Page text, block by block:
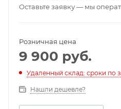
Оставьте заявку — мы
Розничная цена
9 900 руб.
Удаленный склад: сроки по
Нашли дешевле?